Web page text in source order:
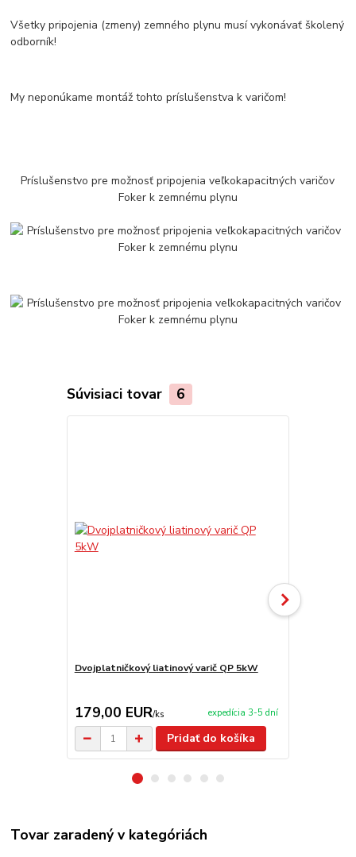
Všetky pripojenia (zmeny) zemného plynu musí vykonávať školený
odborník!
My neponúkame montáž tohto príslušenstva k varičom!
Príslušenstvo pre možnosť pripojenia veľkokapacitných varičov
Foker k zemnému plynu
Súvisiaci tovar 6
Dvojplatničkový liatinový varič QP 5kW
179,00 EUR/ks expedícia 3-5 dní
Pridať do košíka
Tovar zaradený v kategóriách